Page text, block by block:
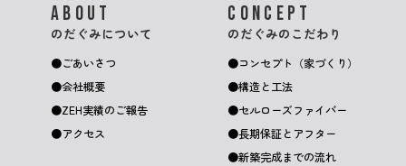
ABOUT
のだぐみについて
ごあいさつ
会社概要
ZEH実績のご報告
アクセス
CONCEPT
のだぐみのこだわり
コンセプト（家づくり）
構造と工法
セルローズファイバー
長期保証とアフター
新築完成までの流れ